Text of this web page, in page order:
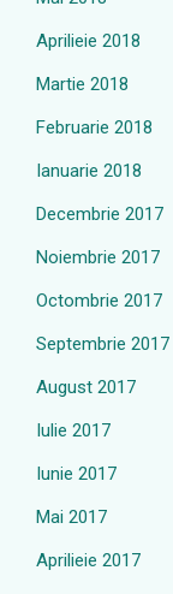
Aprilieie 2018
Martie 2018
Februarie 2018
Ianuarie 2018
Decembrie 2017
Noiembrie 2017
Octombrie 2017
Septembrie 2017
August 2017
Iulie 2017
Iunie 2017
Mai 2017
Aprilieie 2017